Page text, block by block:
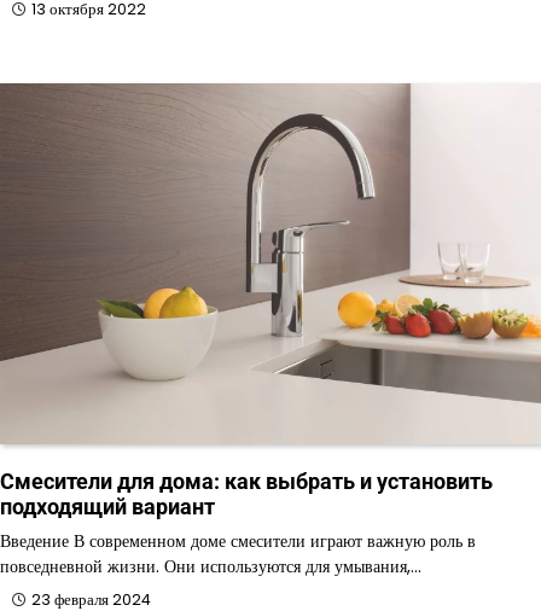
13 октября 2022
Смесители для дома: как выбрать и установить
подходящий вариант
Введение В современном доме смесители играют важную роль в
повседневной жизни. Они используются для умывания,…
23 февраля 2024